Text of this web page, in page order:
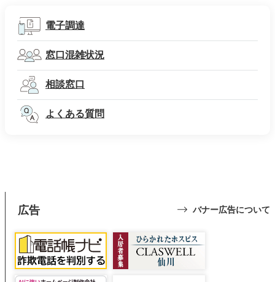
電子調達
窓口混雑状況
相談窓口
よくある質問
広告 バナー広告について